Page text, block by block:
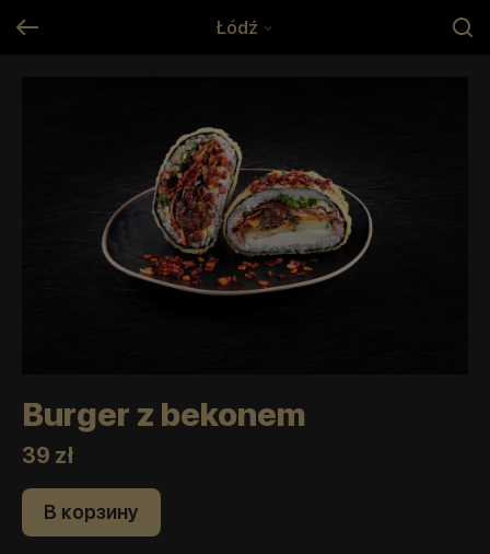
Łódź
Burger z bekonem
39 zł
В корзину